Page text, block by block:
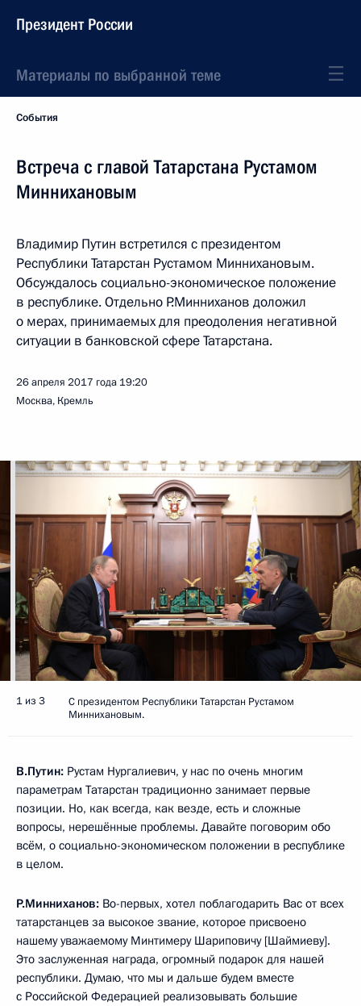
Президент России
Материалы по выбранной теме
События
Встреча с главой Татарстана Рустамом
Миннихановым
Владимир Путин встретился с президентом
Республики Татарстан Рустамом Миннихановым.
Обсуждалось социально-экономическое положение
в республике. Отдельно Р.Минниханов доложил
о мерах, принимаемых для преодоления негативной
ситуации в банковской сфере Татарстана.
26 апреля 2017 года 19:20
Москва, Кремль
1 из 3
С президентом Республики Татарстан Рустамом
Миннихановым.
В.Путин: Рустам Нургалиевич, у нас по очень многим
параметрам Татарстан традиционно занимает первые
позиции. Но, как всегда, как везде, есть и сложные
вопросы, нерешённые проблемы. Давайте поговорим обо
всём, о социально-экономическом положении в республике
в целом.
Р.Минниханов: Во-первых, хотел поблагодарить Вас от всех
татарстанцев за высокое звание, которое присвоено
нашему уважаемому Минтимеру Шариповичу [Шаймиеву].
Это заслуженная награда, огромный подарок для нашей
республики. Думаю, что мы и дальше будем вместе
с Российской Федерацией реализовывать большие